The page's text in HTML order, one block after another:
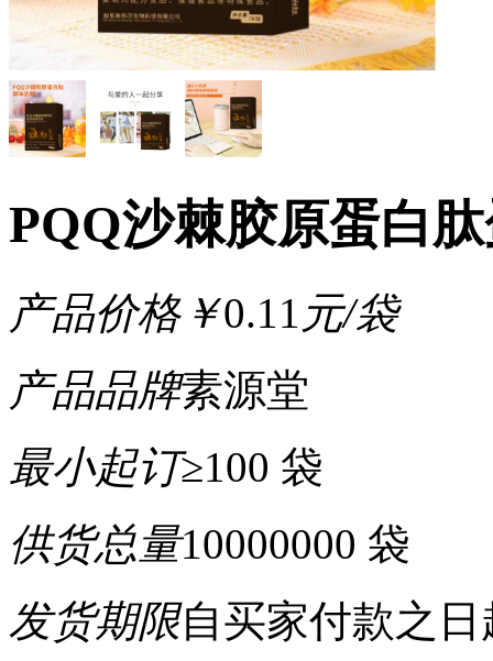
PQQ沙棘胶原蛋白
产品价格￥0.11 元/袋
产品品牌素源堂
最小起订≥100 袋
供货总量10000000 袋
发货期限自买家付款之